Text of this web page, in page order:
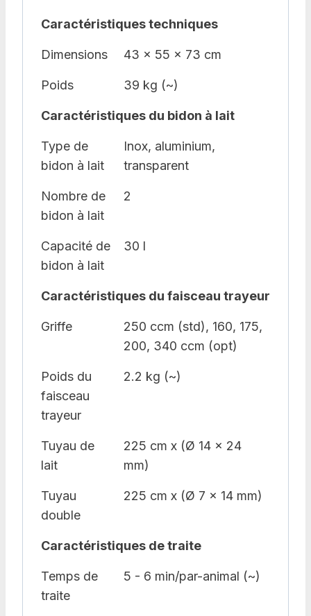
Caractéristiques techniques
Dimensions 43 x 55 x 73 cm
Poids 39 kg (~)
Caractéristiques du bidon à lait
Type de
bidon à lait
Inox, aluminium,
transparent
Nombre de
bidon à lait
2
Capacité de
bidon à lait
30 l
Caractéristiques du faisceau trayeur
Griffe
250 ccm (std), 160, 175,
200, 340 ccm (opt)
Poids du
faisceau
trayeur
2.2 kg (~)
Tuyau de
lait
225 cm x (Ø 14 x 24
mm)
Tuyau
double
225 cm x (Ø 7 x 14 mm)
Caractéristiques de traite
Temps de
traite
5 - 6 min/par-animal (~)